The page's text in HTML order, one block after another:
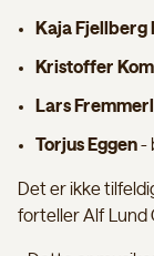
Kaja Fjellberg
Kristoffer
Lars
Torjus Eggen-
Det er ikke
forteller Alf Lund